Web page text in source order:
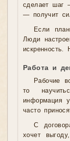
сделает шаг
— получит
Если
Люди
искренность.
Работа и
Рабочие
то
информация
часто
С
хочет